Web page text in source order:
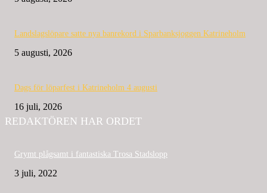
Landslagslöpare satte nya banrekord i Sparbanksjoggen Katrineholm
5 augusti, 2026
Dags för löparfest i Katrineholm 4 augusti
16 juli, 2026
REDAKTÖREN HAR ORDET
Grymt plågsamt i fantastiska Trosa Stadslopp
3 juli, 2022